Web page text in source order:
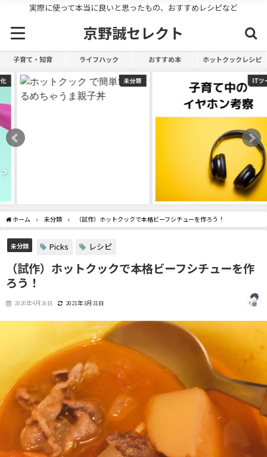
実際に使って本当に良いと思ったもの、おすすめレシピなど
京野誠セレクト
子育て・知育 ライフハック おすすめ本 ホットクックレシピ
未分類 ITツール
ホーム 未分類 （試作）ホットクックで本格ビーフシチューを作ろう！
未分類 Picks レシピ
（試作）ホットクックで本格ビーフシチューを作
ろう！
2020年4月26日 2021年3月31日